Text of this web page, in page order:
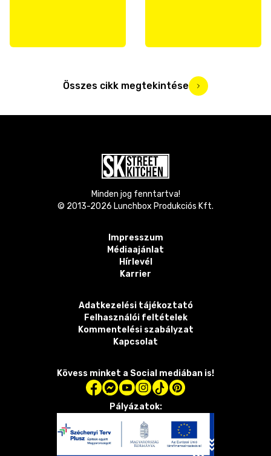
Összes cikk megtekintése
Minden jog fenntartva!
© 2013-2026 Lunchbox Produkciós Kft.
Impresszum
Médiaajánlat
Hírlevél
Karrier
Adatkezelési tájékoztató
Felhasználói feltételek
Kommentelési szabályzat
Kapcsolat
Kövess minket a Social mediában is!
Pályázatok: